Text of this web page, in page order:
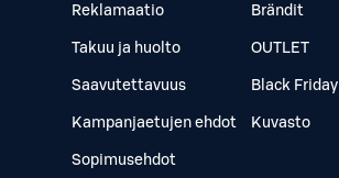
Reklamaatio
Takuu ja huolto
Saavutettavuus
Kampanjaetujen ehdot
Sopimusehdot
Brändit
OUTLET
Black Friday
Kuvasto